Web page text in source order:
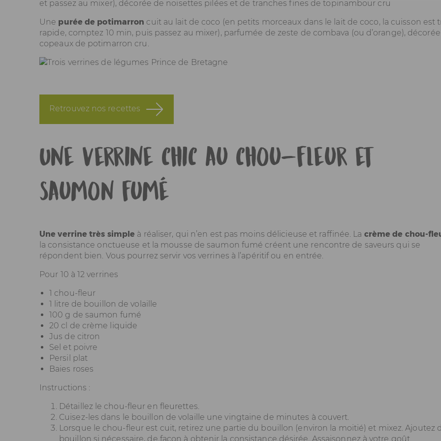
et passez au mixer), décorée de noisettes pilées et de tranches fines de topinambour cru
Une purée de potimarron cuit au lait de coco (en petits morceaux dans le lait de coco, la cuisson est
rapide, comptez 10 min, puis passez au mixer), parfumée de zeste de combava (ou d’orange),
copeaux de potimarron cru.
Retrouvez nos recettes
Une verrine chic au chou-fleur et
saumon fumé
Une verrine très simple à réaliser, qui n’en est pas moins délicieuse et raffinée. La crème de chou-
la consistance onctueuse et la mousse de saumon fumé créent une rencontre de saveurs qui se
répondent bien. Vous pourrez servir vos verrines à l’apéritif ou en entrée.
Pour 10 à 12 verrines
1 chou-fleur
1 litre de bouillon de volaille
100 g de saumon fumé
20 cl de crème liquide
Jus de citron
Sel et poivre
Persil plat
Baies roses
Instructions :
Détaillez le chou-fleur en fleurettes.
Cuisez-les dans le bouillon de volaille une vingtaine de minutes à couvert.
Lorsque le chou-fleur est cuit, retirez une partie du bouillon (environ la moitié) et mixez. Ajoutez
bouillon si nécessaire, de façon à obtenir la consistance désirée. Assaisonnez à votre goût.